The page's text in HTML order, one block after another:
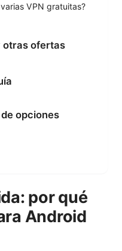
VPN gratuitas?
otras ofertas
opciones
por qué
Android